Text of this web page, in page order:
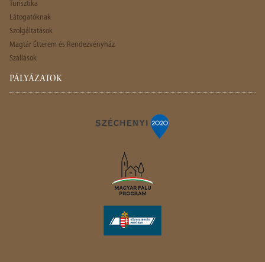
Turisztika
Látogatóknak
Szolgáltatások
Magtár Étterem és Rendezvényház
Szállások
PÁLYÁZATOK